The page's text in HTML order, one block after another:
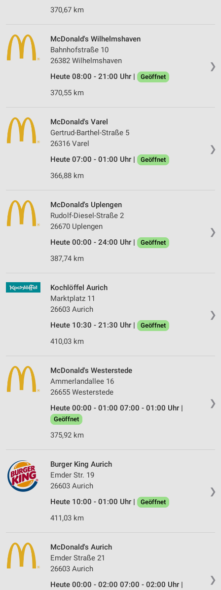
370,67 km
❯
McDonald's Wilhelmshaven
Bahnhofstraße 10
26382 Wilhelmshaven
Heute 08:00 - 21:00 Uhr |
Geöffnet
370,55 km
❯
McDonald's Varel
Gertrud-Barthel-Straße 5
26316 Varel
Heute 07:00 - 01:00 Uhr |
Geöffnet
366,88 km
❯
McDonald's Uplengen
Rudolf-Diesel-Straße 2
26670 Uplengen
Heute 00:00 - 24:00 Uhr |
Geöffnet
387,74 km
❯
Kochlöffel Aurich
Marktplatz 11
26603 Aurich
Heute 10:30 - 21:30 Uhr |
Geöffnet
410,03 km
❯
McDonald's Westerstede
Ammerlandallee 16
26655 Westerstede
Heute 00:00 - 01:00 07:00 - 01:00 Uhr |
Geöffnet
375,92 km
❯
Burger King Aurich
Emder Str. 19
26603 Aurich
Heute 10:00 - 01:00 Uhr |
Geöffnet
411,03 km
❯
McDonald's Aurich
Emder Straße 21
26603 Aurich
Heute 00:00 - 02:00 07:00 - 02:00 Uhr |